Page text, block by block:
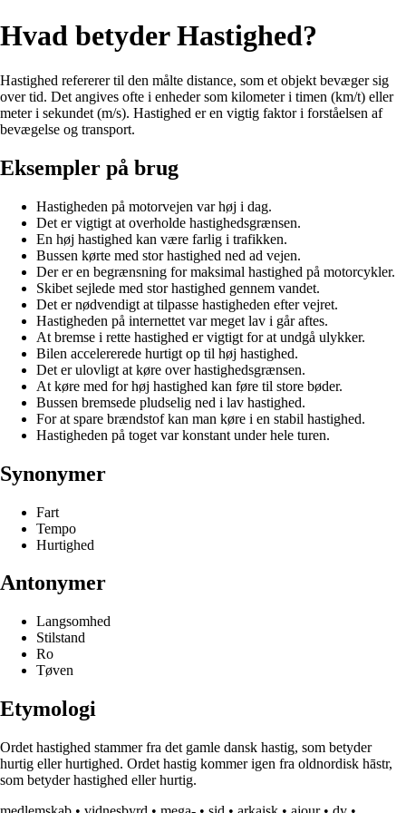
Hvad betyder Hastighed?
Hastighed refererer til den målte distance, som et objekt bevæger sig
over tid. Det angives ofte i enheder som kilometer i timen (km/t) eller
meter i sekundet (m/s). Hastighed er en vigtig faktor i forståelsen af
bevægelse og transport.
Eksempler på brug
Hastigheden på motorvejen var høj i dag.
Det er vigtigt at overholde hastighedsgrænsen.
En høj hastighed kan være farlig i trafikken.
Bussen kørte med stor hastighed ned ad vejen.
Der er en begrænsning for maksimal hastighed på motorcykler.
Skibet sejlede med stor hastighed gennem vandet.
Det er nødvendigt at tilpasse hastigheden efter vejret.
Hastigheden på internettet var meget lav i går aftes.
At bremse i rette hastighed er vigtigt for at undgå ulykker.
Bilen accelererede hurtigt op til høj hastighed.
Det er ulovligt at køre over hastighedsgrænsen.
At køre med for høj hastighed kan føre til store bøder.
Bussen bremsede pludselig ned i lav hastighed.
For at spare brændstof kan man køre i en stabil hastighed.
Hastigheden på toget var konstant under hele turen.
Synonymer
Fart
Tempo
Hurtighed
Antonymer
Langsomhed
Stilstand
Ro
Tøven
Etymologi
Ordet hastighed stammer fra det gamle dansk hastig, som betyder
hurtig eller hurtighed. Ordet hastig kommer igen fra oldnordisk hāstr,
som betyder hastighed eller hurtig.